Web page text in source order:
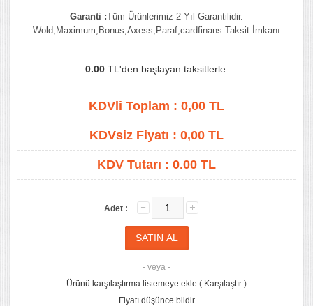
Garanti :Tüm Ürünlerimiz 2 Yıl Garantilidir.
Wold,Maximum,Bonus,Axess,Paraf,cardfinans Taksit İmkanı
0.00TL'den başlayan taksitlerle.
KDVli Toplam : 0,00 TL
KDVsiz Fiyatı : 0,00 TL
KDV Tutarı : 0.00 TL
Adet :
- veya -
Ürünü karşılaştırma listemeye ekle ( Karşılaştır )
Fiyatı düşünce bildir